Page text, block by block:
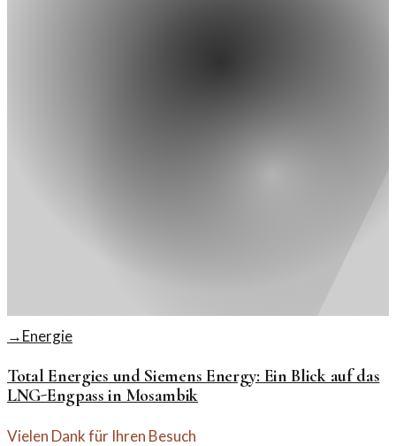
→Energie
Total Energies und Siemens Energy: Ein Blick auf das
LNG-Engpass in Mosambik
Vielen Dank für Ihren Besuch